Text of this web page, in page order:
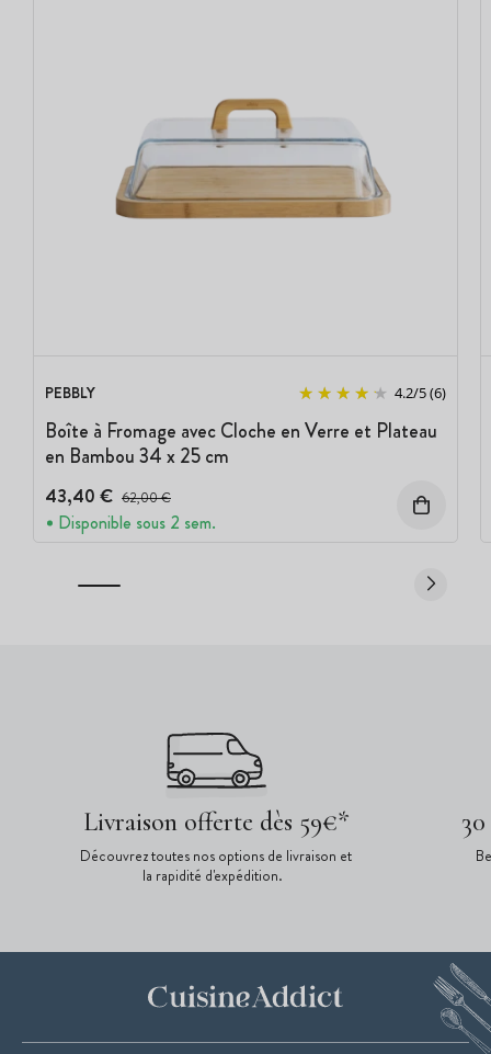
PEBBLY 4.2/5(6)
Boîte à Fromage avec Cloche en Verre et Plateau
en Bambou 34 x 25 cm
43,40 € Prix avant réduction :
62,00 €
Disponible sous 2 sem.
Livraison offerte dès 59€*
Découvrez toutes nos options de livraison et
la rapidité d'expédition.